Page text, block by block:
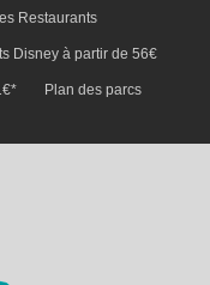
Restaurants
Disney à partir de 56€
Plan des parcs